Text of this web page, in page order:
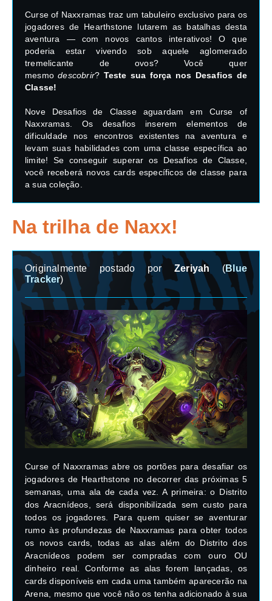
Curse of Naxxramas traz um tabuleiro exclusivo para os
jogadores de Hearthstone lutarem as batalhas desta
aventura — com novos cantos interativos! O que
poderia estar vivendo sob aquele aglomerado
tremelicante de ovos? Você quer
mesmodescobrir? Teste sua força nos Desafios de
Classe!
Nove Desafios de Classe aguardam em Curse of
Naxxramas. Os desafios inserem elementos de
dificuldade nos encontros existentes na aventura e
levam suas habilidades com uma classe específica ao
limite! Se conseguir superar os Desafios de Classe,
você receberá novos cards específicos de classe para
a sua coleção.
Na trilha de Naxx!
Originalmente postado porZeriyah (Blue
Tracker)
Curse of Naxxramas abre os portões para desafiar os
jogadores de Hearthstone no decorrer das próximas 5
semanas, uma ala de cada vez. A primeira: o Distrito
dos Aracnídeos, será disponibilizada sem custo para
todos os jogadores. Para quem quiser se aventurar
rumo às profundezas de Naxxramas para obter todos
os novos cards, todas as alas além do Distrito dos
Aracnídeos podem ser compradas com ouro OU
dinheiro real. Conforme as alas forem lançadas, os
cards disponíveis em cada uma também aparecerão na
Arena, mesmo que você não os tenha adicionado à sua